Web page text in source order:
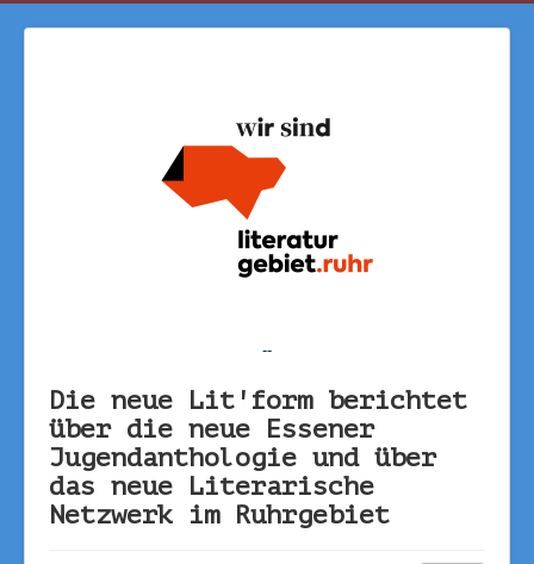
--
Die neue Lit'form berichtet
über die neue Essener
Jugendanthologie und über
das neue Literarische
Netzwerk im Ruhrgebiet